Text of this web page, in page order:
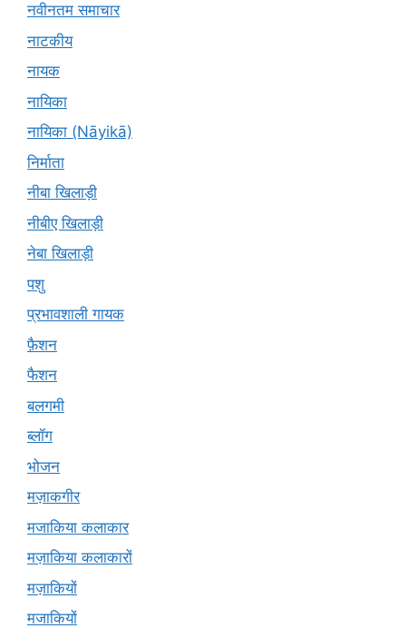
नवीनतम समाचार
नाटकीय
नायक
नायिका
नायिका (Nāyikā)
निर्माता
नीबा खिलाड़ी
नीबीए खिलाड़ी
नेबा खिलाड़ी
पशु
प्रभावशाली गायक
फ़ैशन
फैशन
बलगमी
ब्लॉग
भोजन
मज़ाकगीर
मजाकिया कलाकार
मज़ाकिया कलाकारों
मज़ाकियों
मजाकियों